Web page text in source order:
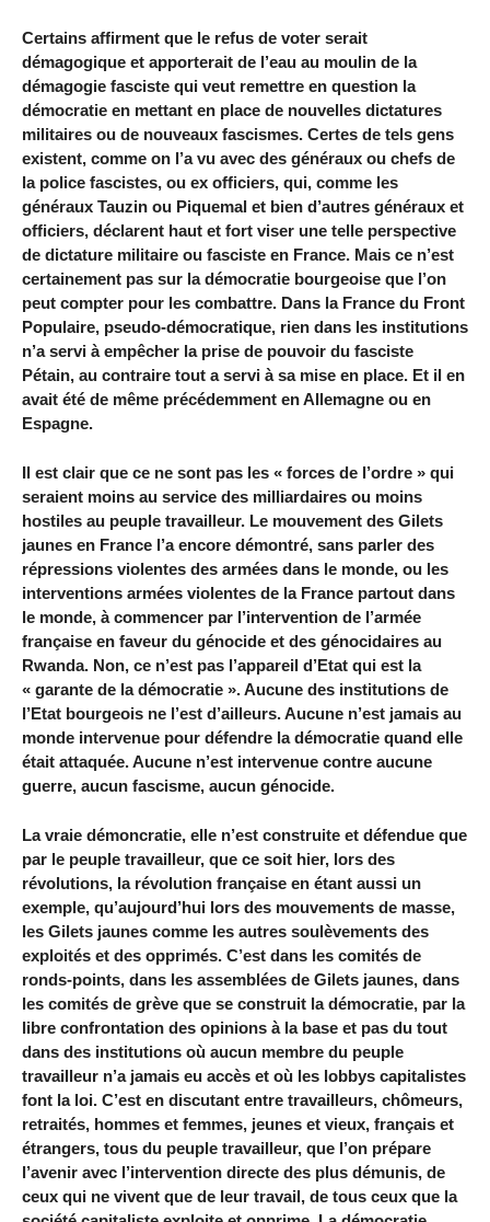
Certains affirment que le refus de voter serait
démagogique et apporterait de l’eau au moulin de la
démagogie fasciste qui veut remettre en question la
démocratie en mettant en place de nouvelles dictatures
militaires ou de nouveaux fascismes. Certes de tels gens
existent, comme on l’a vu avec des généraux ou chefs de
la police fascistes, ou ex officiers, qui, comme les
généraux Tauzin ou Piquemal et bien d’autres généraux et
officiers, déclarent haut et fort viser une telle perspective
de dictature militaire ou fasciste en France. Mais ce n’est
certainement pas sur la démocratie bourgeoise que l’on
peut compter pour les combattre. Dans la France du Front
Populaire, pseudo-démocratique, rien dans les institutions
n’a servi à empêcher la prise de pouvoir du fasciste
Pétain, au contraire tout a servi à sa mise en place. Et il en
avait été de même précédemment en Allemagne ou en
Espagne.
Il est clair que ce ne sont pas les « forces de l’ordre » qui
seraient moins au service des milliardaires ou moins
hostiles au peuple travailleur. Le mouvement des Gilets
jaunes en France l’a encore démontré, sans parler des
répressions violentes des armées dans le monde, ou les
interventions armées violentes de la France partout dans
le monde, à commencer par l’intervention de l’armée
française en faveur du génocide et des génocidaires au
Rwanda. Non, ce n’est pas l’appareil d’Etat qui est la
« garante de la démocratie ». Aucune des institutions de
l’Etat bourgeois ne l’est d’ailleurs. Aucune n’est jamais au
monde intervenue pour défendre la démocratie quand elle
était attaquée. Aucune n’est intervenue contre aucune
guerre, aucun fascisme, aucun génocide.
La vraie démoncratie, elle n’est construite et défendue que
par le peuple travailleur, que ce soit hier, lors des
révolutions, la révolution française en étant aussi un
exemple, qu’aujourd’hui lors des mouvements de masse,
les Gilets jaunes comme les autres soulèvements des
exploités et des opprimés. C’est dans les comités de
ronds-points, dans les assemblées de Gilets jaunes, dans
les comités de grève que se construit la démocratie, par la
libre confrontation des opinions à la base et pas du tout
dans des institutions où aucun membre du peuple
travailleur n’a jamais eu accès et où les lobbys capitalistes
font la loi. C’est en discutant entre travailleurs, chômeurs,
retraités, hommes et femmes, jeunes et vieux, français et
étrangers, tous du peuple travailleur, que l’on prépare
l’avenir avec l’intervention directe des plus démunis, de
ceux qui ne vivent que de leur travail, de tous ceux que la